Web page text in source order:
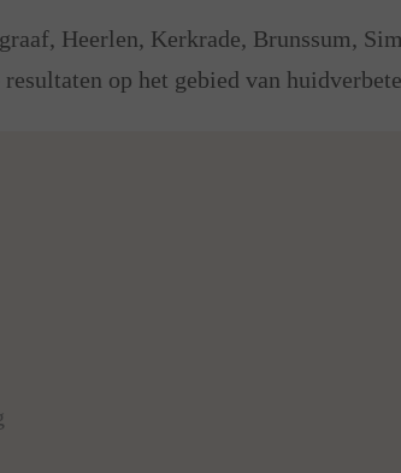
Heerlen, Kerkrade, Brunssum,
op het gebied van